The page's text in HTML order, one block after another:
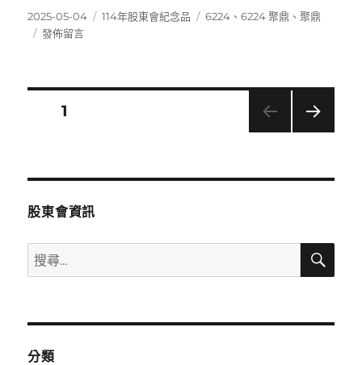
發
佈
2025-05-04
分
114年股東會紀念品
標
6224 、6224 聚鼎 、聚鼎
在
發佈留言
分
頁次1
股東會資訊
搜
尋
鍵
搜
分類